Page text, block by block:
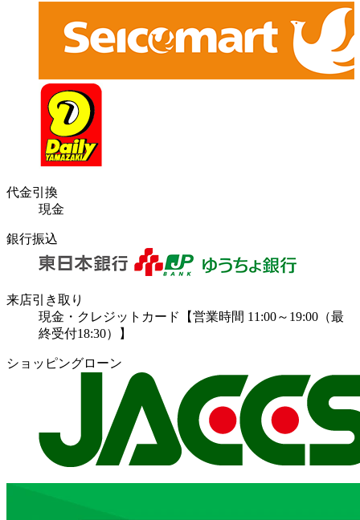
代金引換
現金
銀行振込
来店引き取り
現金・クレジットカード【営業時間 11:00～19:00（最
終受付18:30）】
ショッピングローン